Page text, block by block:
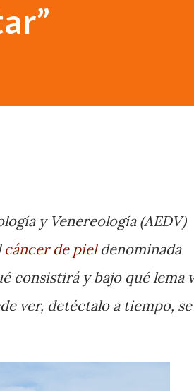
y Venereología (AEDV)
cáncer de pieldenominada
consistirá y bajo qué lema
ver, detéctalo a tiempo, se